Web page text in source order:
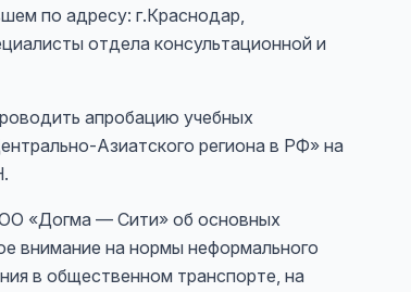
по адресу: г.Краснодар,
отдела консультационной и
апробацию учебных
Азиатского региона в РФ» на
«Догма — Сити» об основных
внимание на нормы неформального
в общественном транспорте, на